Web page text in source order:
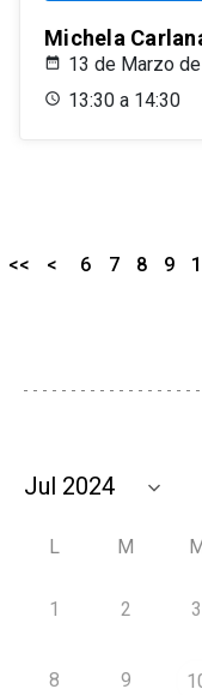
Michela
13 de Marzo
13:30 a 14:30
<< < 6 7 8 9
L M
1 2 3
8 9